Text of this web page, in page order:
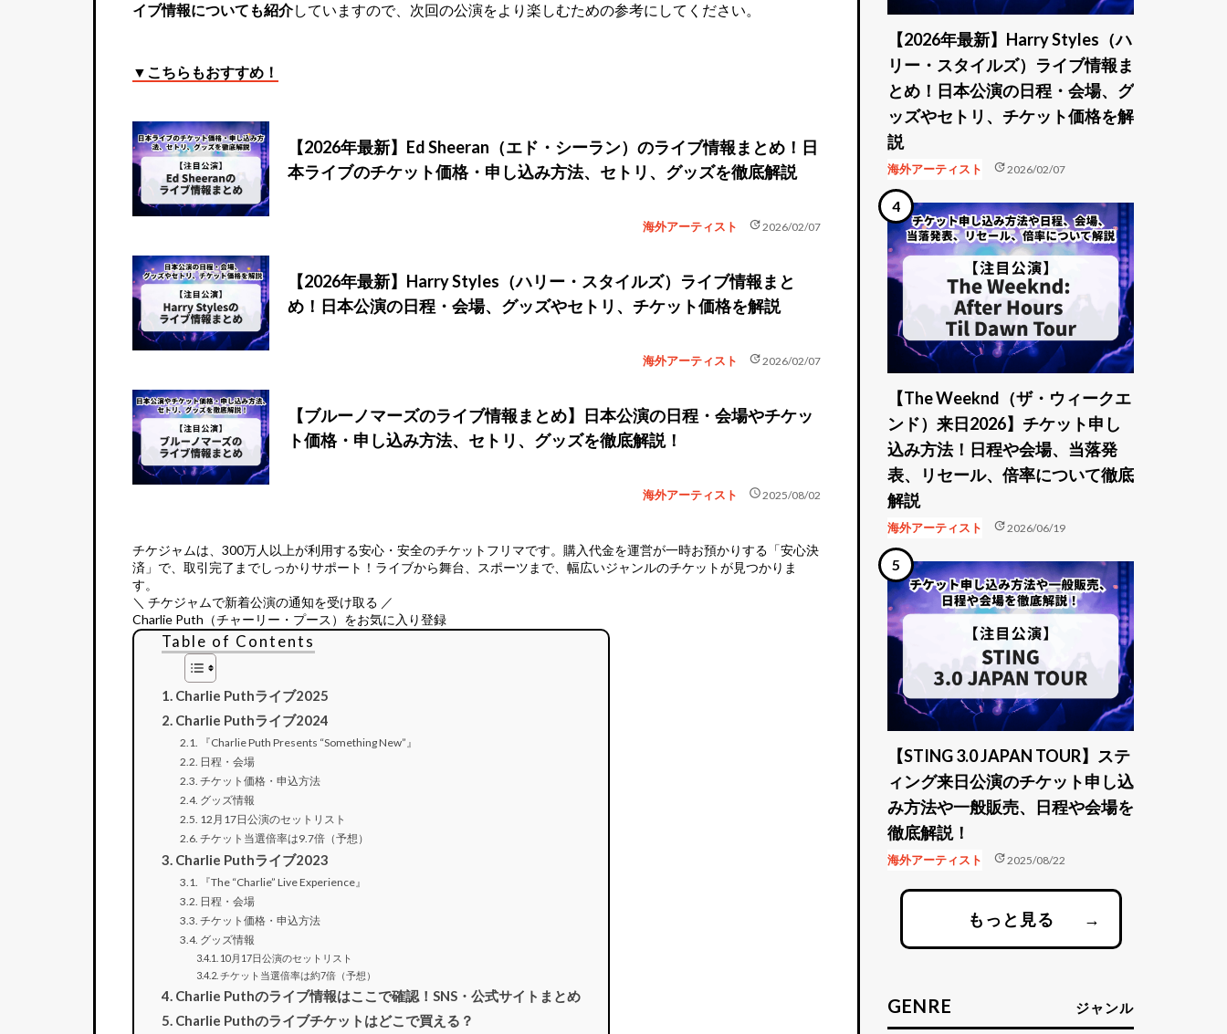
イブ情報についても紹介していますので、次回の公演をより楽しむための参考にしてください。
▼こちらもおすすめ！
【2026年最新】Ed Sheeran（エド・シーラン）のライブ情報まとめ！日
本ライブのチケット価格・申し込み方法、セトリ、グッズを徹底解説
海外アーティスト update2026/02/07
【2026年最新】Harry Styles（ハリー・スタイルズ）ライブ情報まと
め！日本公演の日程・会場、グッズやセトリ、チケット価格を解説
海外アーティスト update2026/02/07
【ブルーノマーズのライブ情報まとめ】日本公演の日程・会場やチケッ
ト価格・申し込み方法、セトリ、グッズを徹底解説！
海外アーティスト schedule2025/08/02
チケジャムは、 300万人以上が利用する安心・安全のチケットフリマです。購入代金を運営が一時お預かりする「安心決
済」で、取引完了までしっかりサポート！ライブから舞台、スポーツまで、幅広いジャンルのチケットが見つかりま
す。
＼ チケジャムで新着公演の通知を受け取る ／
Charlie Puth（チャーリー・プース）をお気に入り登録
Table of Contents
Charlie Puthライブ2025
Charlie Puthライブ2024
『Charlie Puth Presents “Something New”』
日程・会場
チケット価格・申込方法
グッズ情報
12月17日公演のセットリスト
チケット当選倍率は9.7倍（予想）
Charlie Puthライブ2023
『The “Charlie” Live Experience』
日程・会場
チケット価格・申込方法
グッズ情報
10月17日公演のセットリスト
チケット当選倍率は約7倍（予想）
Charlie Puthのライブ情報はここで確認！SNS・公式サイトまとめ
Charlie Puthのライブチケットはどこで買える？
【2026年最新】Harry Styles（ハ
リー・スタイルズ）ライブ情報ま
とめ！日本公演の日程・会場、グ
ッズやセトリ、チケット価格を解
説
海外アーティスト update2026/02/07
【The Weeknd（ザ・ウィークエ
ンド）来日2026】チケット申し
込み方法！日程や会場、当落発
表、リセール、倍率について徹底
解説
海外アーティスト update2026/06/19
【STING 3.0 JAPAN TOUR】ステ
ィング来日公演のチケット申し込
み方法や一般販売、日程や会場を
徹底解説！
海外アーティスト update2025/08/22
もっと見る →
GENRE ジャンル